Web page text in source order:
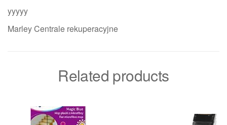
yyyyy
Marley Centrale rekuperacyjne
Related products